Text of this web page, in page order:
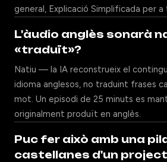
general, Explicació Simplificada per
L'àudio anglès sonarà
«traduït»?
Natiu — la IA reconstrueix el
idioma anglesos, no traduint frases
mot. Un episodi de 25 minuts es
originalment produït en anglès.
Puc fer això amb una
castellanes d'un